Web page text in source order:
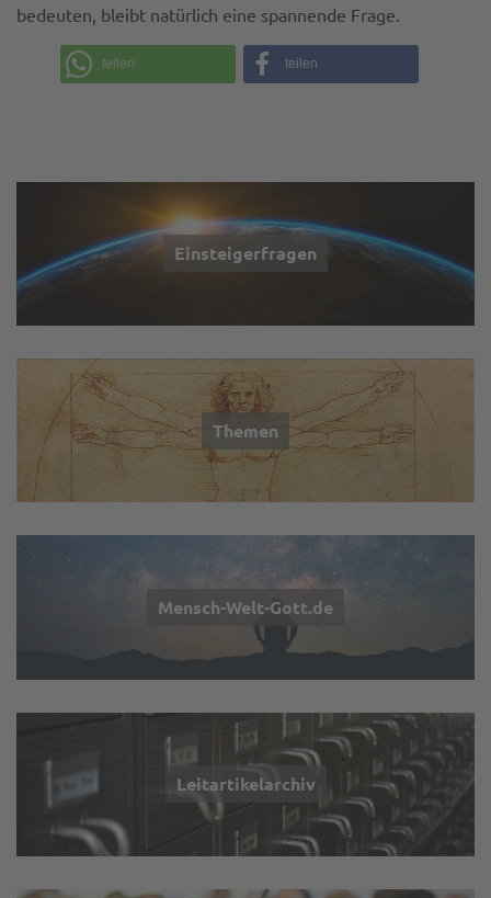
bedeuten, bleibt natürlich eine spannende Frage.
teilen teilen
Einsteigerfragen
Themen
Mensch-Welt-Gott.de
Leitartikelarchiv